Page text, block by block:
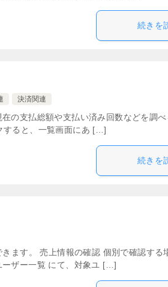
続きを
決済関連
支払総額や支払い済み回数などを調べ
すると、一覧画面にあ […]
続きを
ます。 売上情報の確認 個別で確認する
ザー一覧 にて、対象ユ […]